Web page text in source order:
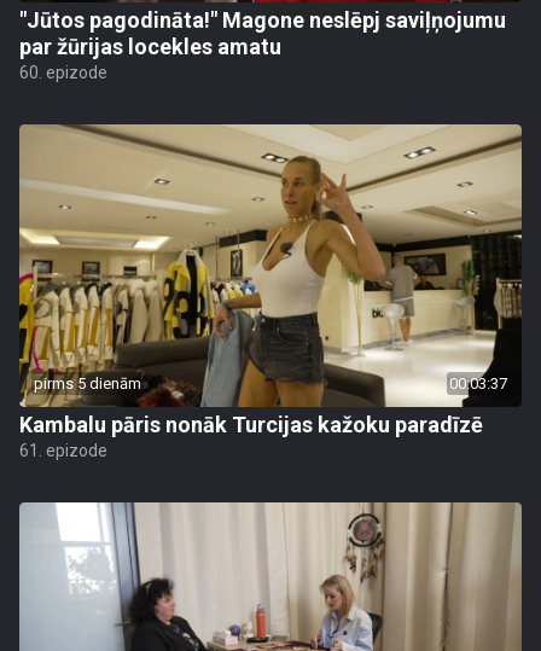
"Jūtos pagodināta!" Magone neslēpj saviļņojumu
par žūrijas locekles amatu
60. epizode
pirms 5 dienām 00:03:37
Kambalu pāris nonāk Turcijas kažoku paradīzē
61. epizode